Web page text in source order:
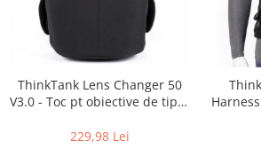
ThinkTank Lens Changer 50
V3.0 - Toc pt obiective de tipul
229,98 Lei